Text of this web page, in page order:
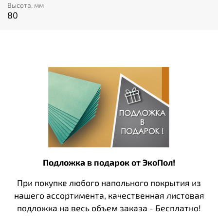
Высота, мм
80
Подложка в подарок от ЭкоПол!
При покупке любого напольного покрытия из
нашего ассортимента, качественная листовая
подложка на весь объем заказа - Бесплатно!